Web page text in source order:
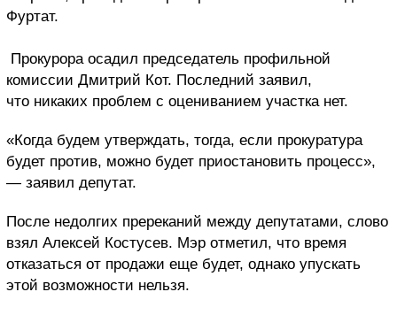
Фуртат.
Прокурора осадил председатель профильной
комиссии Дмитрий Кот. Последний заявил,
что никаких проблем с оцениванием участка нет.
«Когда будем утверждать, тогда, если прокуратура
будет против, можно будет приостановить процесс»,
— заявил депутат.
После недолгих пререканий между депутатами, слово
взял Алексей Костусев. Мэр отметил, что время
отказаться от продажи еще будет, однако упускать
этой возможности нельзя.